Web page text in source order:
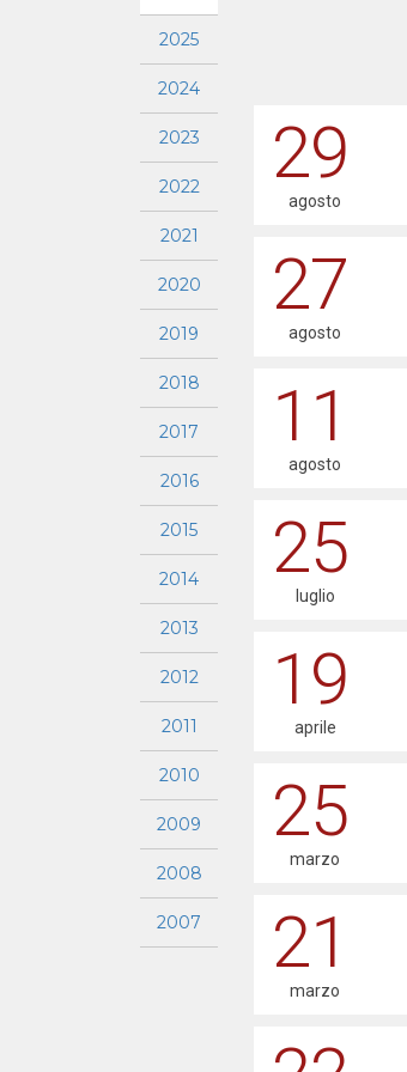
2025
2024
2023
2022
2021
2020
2019
2018
2017
2016
2015
2014
2013
2012
2011
2010
2009
2008
2007
29
agosto
27
agosto
11
agosto
25
luglio
19
aprile
25
marzo
21
marzo